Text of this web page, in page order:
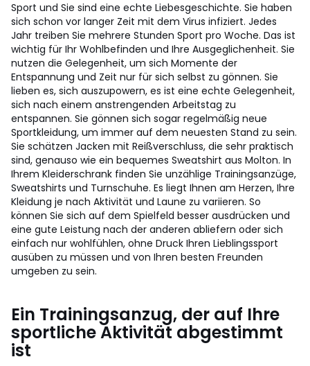
Sport und Sie sind eine echte Liebesgeschichte. Sie haben
sich schon vor langer Zeit mit dem Virus infiziert. Jedes
Jahr treiben Sie mehrere Stunden Sport pro Woche. Das ist
wichtig für Ihr Wohlbefinden und Ihre Ausgeglichenheit. Sie
nutzen die Gelegenheit, um sich Momente der
Entspannung und Zeit nur für sich selbst zu gönnen. Sie
lieben es, sich auszupowern, es ist eine echte Gelegenheit,
sich nach einem anstrengenden Arbeitstag zu
entspannen. Sie gönnen sich sogar regelmäßig neue
Sportkleidung, um immer auf dem neuesten Stand zu sein.
Sie schätzen Jacken mit Reißverschluss, die sehr praktisch
sind, genauso wie ein bequemes Sweatshirt aus Molton. In
Ihrem Kleiderschrank finden Sie unzählige Trainingsanzüge,
Sweatshirts und Turnschuhe. Es liegt Ihnen am Herzen, Ihre
Kleidung je nach Aktivität und Laune zu variieren. So
können Sie sich auf dem Spielfeld besser ausdrücken und
eine gute Leistung nach der anderen abliefern oder sich
einfach nur wohlfühlen, ohne Druck Ihren Lieblingssport
ausüben zu müssen und von Ihren besten Freunden
umgeben zu sein.
Ein Trainingsanzug, der auf Ihre
sportliche Aktivität abgestimmt
ist